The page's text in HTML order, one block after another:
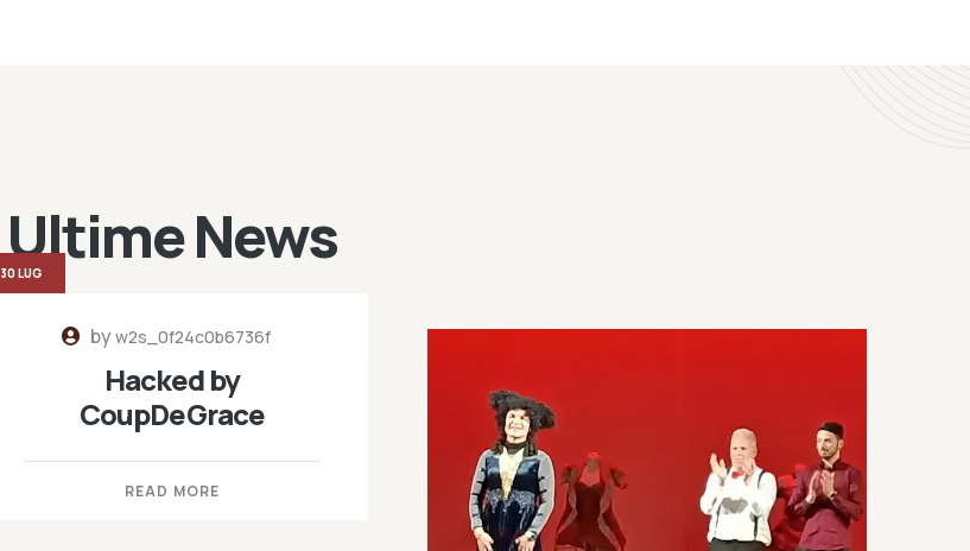
Ultime News
byw2s_0f24c0b6736f
Hacked by
CoupDeGrace
READ MORE
30 LUG